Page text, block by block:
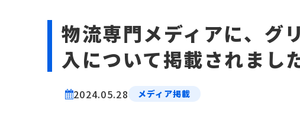
物流専門メディアに、グ
入について掲載されまし
2024.05.28 メディア掲載